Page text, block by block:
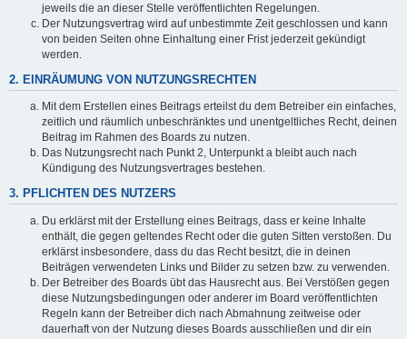
jeweils die an dieser Stelle veröffentlichten Regelungen.
Der Nutzungsvertrag wird auf unbestimmte Zeit geschlossen und kann
von beiden Seiten ohne Einhaltung einer Frist jederzeit gekündigt
werden.
2. EINRÄUMUNG VON NUTZUNGSRECHTEN
Mit dem Erstellen eines Beitrags erteilst du dem Betreiber ein einfaches,
zeitlich und räumlich unbeschränktes und unentgeltliches Recht, deinen
Beitrag im Rahmen des Boards zu nutzen.
Das Nutzungsrecht nach Punkt 2, Unterpunkt a bleibt auch nach
Kündigung des Nutzungsvertrages bestehen.
3. PFLICHTEN DES NUTZERS
Du erklärst mit der Erstellung eines Beitrags, dass er keine Inhalte
enthält, die gegen geltendes Recht oder die guten Sitten verstoßen. Du
erklärst insbesondere, dass du das Recht besitzt, die in deinen
Beiträgen verwendeten Links und Bilder zu setzen bzw. zu verwenden.
Der Betreiber des Boards übt das Hausrecht aus. Bei Verstößen gegen
diese Nutzungsbedingungen oder anderer im Board veröffentlichten
Regeln kann der Betreiber dich nach Abmahnung zeitweise oder
dauerhaft von der Nutzung dieses Boards ausschließen und dir ein